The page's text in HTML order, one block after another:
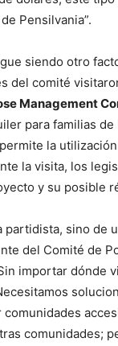
Pensilvania”.
siendo otro
del comité
Management
para familias
la
la visita, los
y su posible
partidista, sino de
del Comité de
importar dónde
comunidades;